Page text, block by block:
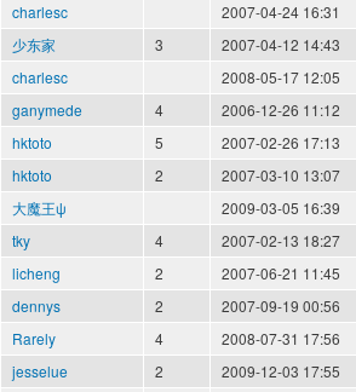
charlesc 2007-04-24 16:31
少东家 3 2007-04-12 14:43
charlesc 2008-05-17 12:05
ganymede 4 2006-12-26 11:12
hktoto 5 2007-02-26 17:13
hktoto 2 2007-03-10 13:07
大魔王ψ 2009-03-05 16:39
tky 4 2007-02-13 18:27
licheng 2 2007-06-21 11:45
dennys 2 2007-09-19 00:56
Rarely 4 2008-07-31 17:56
jesselue 2 2009-12-03 17:55